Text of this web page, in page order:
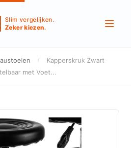
Slim vergelijken.
Zeker kiezen.
/
Kapperskruk Zwart
met Voet...